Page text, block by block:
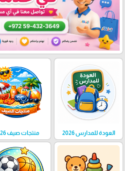
العودة للمدارس 2026 منتجات صيف 2026